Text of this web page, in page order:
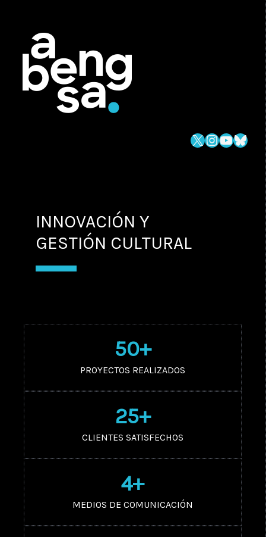
X
INNOVACIÓN Y
GESTIÓN CULTURAL
50+
PROYECTOS REALIZADOS
25+
CLIENTES SATISFECHOS
4+
MEDIOS DE COMUNICACIÓN